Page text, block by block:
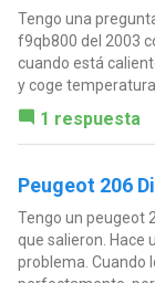
Tengo una
f9qb800 del 2003
cuando está
y coge
1 respuesta
Peugeot 206
Tengo un peugeot
que salieron. Hace
problema. Cuando